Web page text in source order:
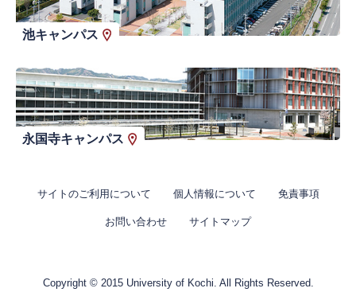
池キャンパス
永国寺キャンパス
サイトのご利用について 個人情報について 免責事項
お問い合わせ サイトマップ
Copyright © 2015 University of Kochi. All Rights Reserved.